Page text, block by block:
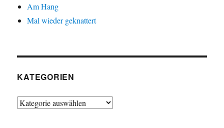
Am Hang
Mal wieder geknattert
KATEGORIEN
Kategorien